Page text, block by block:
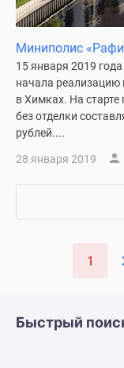
Миниполис
15 января 2019
начала реализацию
в Химках. На
без отделки
рублей....
28 января 2019
1
Быстрый